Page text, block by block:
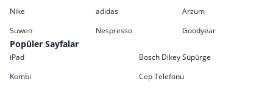
Nike adidas
Arzum
Suwen
Nespresso Goodyear
Popüler Sayfalar
iPad
Bosch Dikey Süpürge
Kombi
Cep Telefonu